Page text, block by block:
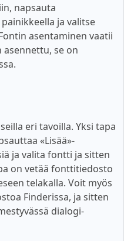
napsauta
ja valitse
asentaminen vaatii
se on
eri tavoilla. Yksi tapa
«Lisää»-
ja valita fontti ja sitten
on vetää fonttitiedosto
telakalla. Voit myös
Finderissa, ja sitten
dialogi-